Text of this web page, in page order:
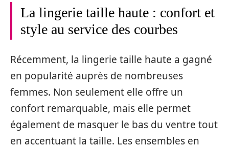
La lingerie taille haute : confort et
style au service des courbes
Récemment, la lingerie taille haute a gagné
en popularité auprès de nombreuses
femmes. Non seulement elle offre un
confort remarquable, mais elle permet
également de masquer le bas du ventre tout
en accentuant la taille. Les ensembles en